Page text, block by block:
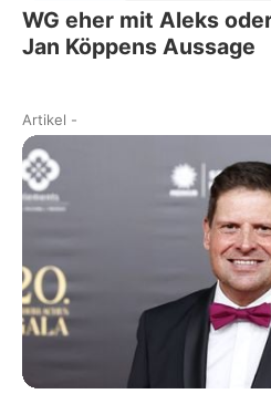
WG eher mit Aleks
Jan Köppens Aussage
Artikel -